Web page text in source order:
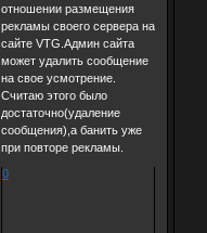
отношении размещения
рекламы своего сервера на
сайте VTG.Админ сайта
может удалить сообщение
на свое усмотрение.
Считаю этого было
достаточно(удаление
сообщения),а банить уже
при повторе рекламы.
0